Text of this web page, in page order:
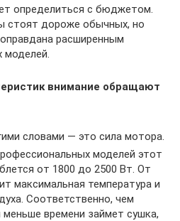
определиться с бюджетом.
стоят дороже обычных, но
расширенным
моделей.
внимание обращают
словами — это сила мотора.
моделей этот
от 1800 до 2500 Вт. От
максимальная температура и
Соответственно, чем
времени займет сушка,